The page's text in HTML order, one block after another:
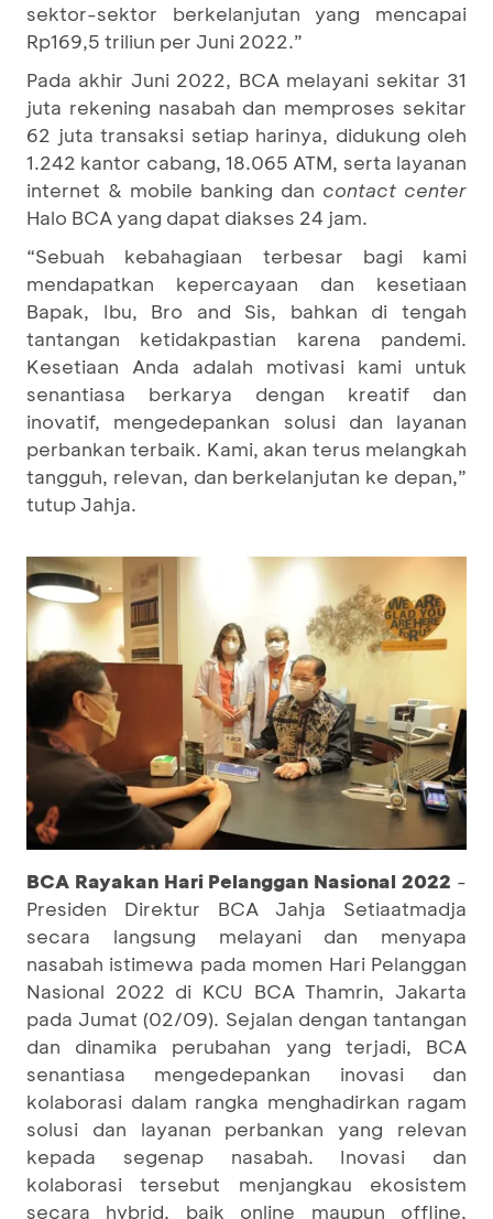
sektor-sektor berkelanjutan yang mencapai
Rp169,5 triliun per Juni 2022.”
Pada akhir Juni 2022, BCA melayani sekitar 31
juta rekening nasabah dan memproses sekitar
62 juta transaksi setiap harinya, didukung oleh
1.242 kantor cabang, 18.065 ATM, serta layanan
internet & mobile banking dan contact center
Halo BCA yang dapat diakses 24 jam.
“Sebuah kebahagiaan terbesar bagi kami
mendapatkan kepercayaan dan kesetiaan
Bapak, Ibu, Bro and Sis, bahkan di tengah
tantangan ketidakpastian karena pandemi.
Kesetiaan Anda adalah motivasi kami untuk
senantiasa berkarya dengan kreatif dan
inovatif, mengedepankan solusi dan layanan
perbankan terbaik. Kami, akan terus melangkah
tangguh, relevan, dan berkelanjutan ke depan,”
tutup Jahja.
BCA Rayakan Hari Pelanggan Nasional 2022 -
Presiden Direktur BCA Jahja Setiaatmadja
secara langsung melayani dan menyapa
nasabah istimewa pada momen Hari Pelanggan
Nasional 2022 di KCU BCA Thamrin, Jakarta
pada Jumat (02/09). Sejalan dengan tantangan
dan dinamika perubahan yang terjadi, BCA
senantiasa mengedepankan inovasi dan
kolaborasi dalam rangka menghadirkan ragam
solusi dan layanan perbankan yang relevan
kepada segenap nasabah. Inovasi dan
kolaborasi tersebut menjangkau ekosistem
secara hybrid, baik online maupun offline,